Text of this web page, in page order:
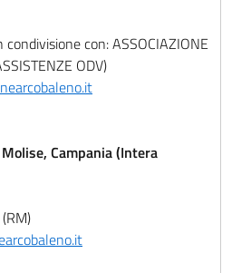
condivisione con: ASSOCIAZIONE
ODV)
Campania (Intera